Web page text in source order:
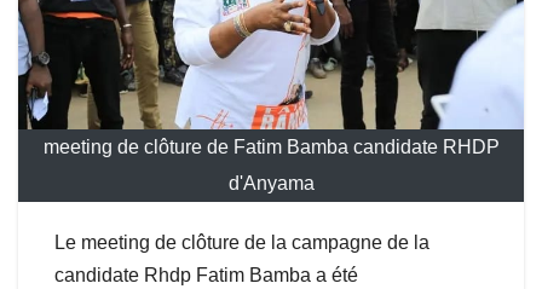
meeting de clôture de Fatim Bamba candidate RHDP
d'Anyama
Le meeting de clôture de la campagne de la
candidate Rhdp Fatim Bamba a été